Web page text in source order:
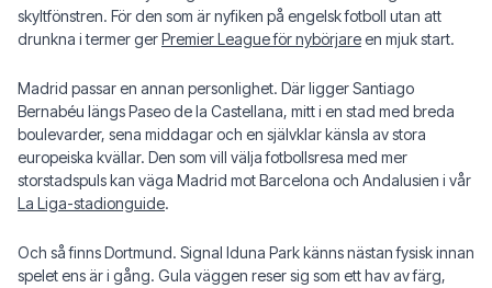
skyltfönstren. För den som är nyfiken på engelsk fotboll utan att
drunkna i termer gerPremier League för nybörjareen mjuk start.
Madrid passar en annan personlighet. Där ligger Santiago
Bernabéu längs Paseo de la Castellana, mitt i en stad med breda
boulevarder, sena middagar och en självklar känsla av stora
europeiska kvällar. Den som vill välja fotbollsresa med mer
storstadspuls kan väga Madrid mot Barcelona och Andalusien i vår
La Liga-stadionguide.
Och så finns Dortmund. Signal Iduna Park känns nästan fysisk innan
spelet ens är i gång. Gula väggen reser sig som ett hav av färg,